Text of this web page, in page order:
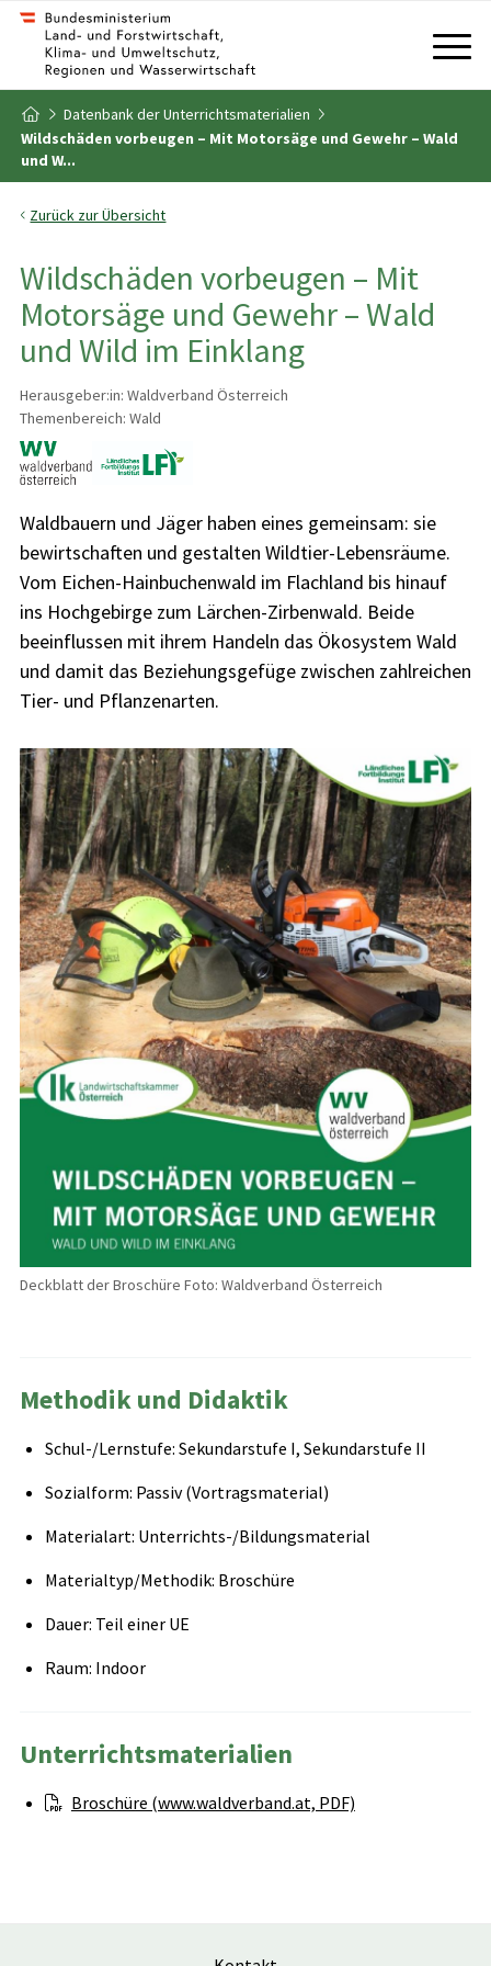
Zum Inhalt
Zum Inhaltsverzeichnis
Zur Startseite
Datenbank der Unterrichtsmaterialien
Wildschäden vorbeugen – Mit Motorsäge und Gewehr – Wald
und W...
Zurück zur Übersicht
Wildschäden vorbeugen – Mit
Motorsäge und Gewehr – Wald
und Wild im Einklang
Herausgeber:in: Waldverband Österreich
Themenbereich: Wald
Waldbauern und Jäger haben eines gemeinsam: sie
bewirtschaften und gestalten Wildtier-Lebensräume.
Vom Eichen-Hainbuchenwald im Flachland bis hinauf
ins Hochgebirge zum Lärchen-Zirbenwald. Beide
beeinflussen mit ihrem Handeln das Ökosystem Wald
und damit das Beziehungsgefüge zwischen zahlreichen
Tier- und Pflanzenarten.
Deckblatt der Broschüre Foto: Waldverband Österreich
Methodik und Didaktik
Schul-/Lernstufe: Sekundarstufe I, Sekundarstufe II
Sozialform: Passiv (Vortragsmaterial)
Materialart: Unterrichts-/Bildungsmaterial
Materialtyp/Methodik: Broschüre
Dauer: Teil einer UE
Raum: Indoor
Unterrichtsmaterialien
Broschüre (www.waldverband.at, PDF)